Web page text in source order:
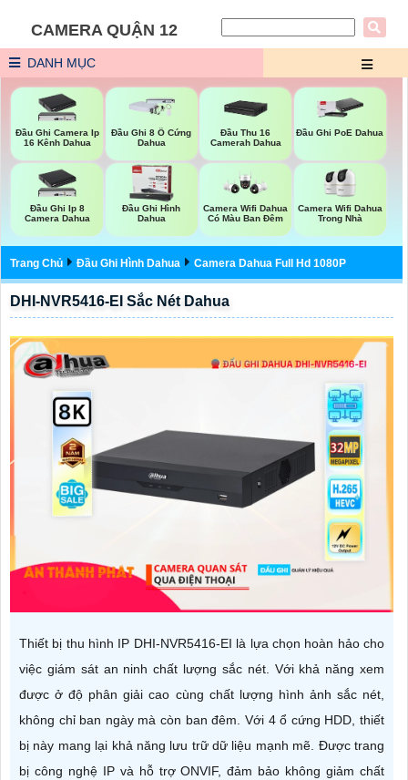
CAMERA QUẬN 12
DANH MỤC
Đầu Ghi Camera Ip
16 Kênh Dahua
Đầu Ghi 8 Ổ Cứng
Dahua
Đầu Thu 16
Camerah Dahua
Đầu Ghi PoE Dahua
Đầu Ghi Ip 8
Camera Dahua
Đầu Ghi Hình
Dahua
Camera Wifi Dahua
Có Màu Ban Đêm
Camera Wifi Dahua
Trong Nhà
Trang Chủ Đầu Ghi Hình Dahua Camera Dahua Full Hd 1080P
DHI-NVR5416-EI Sắc Nét Dahua
Thiết bị thu hình IP DHI-NVR5416-EI là lựa chọn hoàn hảo cho
việc giám sát an ninh chất lượng sắc nét. Với khả năng xem
được ở độ phân giải cao cùng chất lượng hình ảnh sắc nét,
không chỉ ban ngày mà còn ban đêm. Với 4 ổ cứng HDD, thiết
bị này mang lại khả năng lưu trữ dữ liệu mạnh mẽ. Được trang
bị công nghệ IP và hỗ trợ ONVIF, đảm bảo không giảm chất